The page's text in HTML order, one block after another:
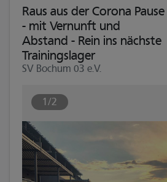
Raus aus der Corona Pause
- mit Vernunft und
Abstand - Rein ins nächste
Trainingslager
SV Bochum 03 e.V.
1/2